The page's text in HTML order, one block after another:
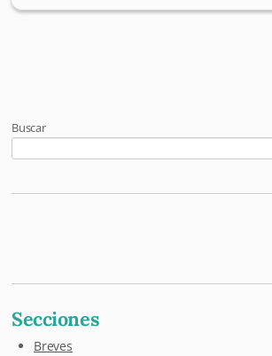
Buscar
Secciones
Breves